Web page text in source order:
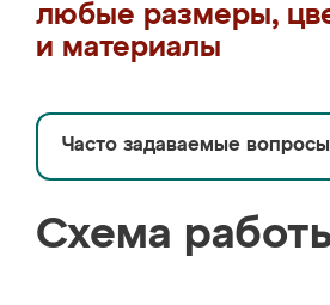
любые размеры,
и материалы
Часто задаваемые вопросы
Схема